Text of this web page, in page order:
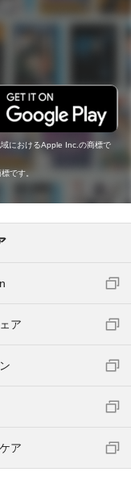
におけるApple Inc.の商標で
です。
ア
ア